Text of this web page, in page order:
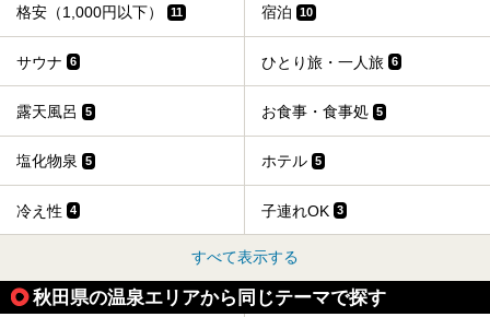
格安（1,000円以下） 11 宿泊 10
サウナ 6 ひとり旅・一人旅 6
露天風呂 5 お食事・食事処 5
塩化物泉 5 ホテル 5
冷え性 4 子連れOK 3
すべて表示する
秋田県の温泉エリアから同じテーマで探す